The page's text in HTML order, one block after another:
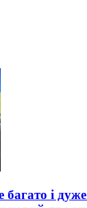
і